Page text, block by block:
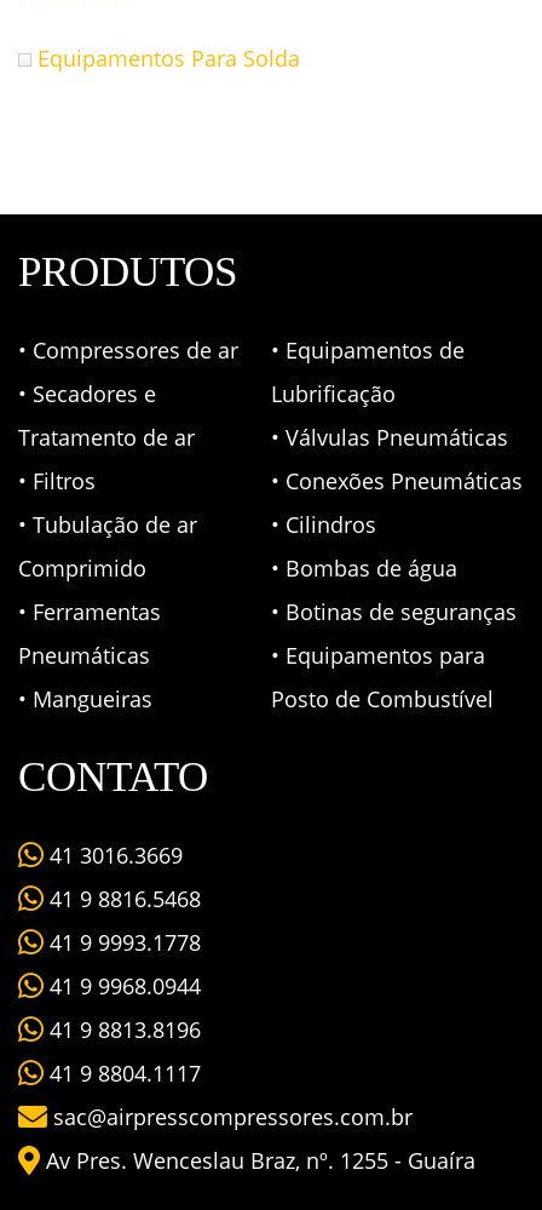
Equipamentos Para Solda
PRODUTOS
• Compressores de ar
• Secadores e
Tratamento de ar
• Filtros
• Tubulação de ar
Comprimido
• Ferramentas
Pneumáticas
• Mangueiras
• Equipamentos de
Lubrificação
• Válvulas Pneumáticas
• Conexões Pneumáticas
• Cilindros
• Bombas de água
• Botinas de seguranças
• Equipamentos para
Posto de Combustível
CONTATO
41 3016.3669
41 9 8816.5468
41 9 9993.1778
41 9 9968.0944
41 9 8813.8196
41 9 8804.1117
sac@airpresscompressores.com.br
Av Pres. Wenceslau Braz, nº. 1255 - Guaíra